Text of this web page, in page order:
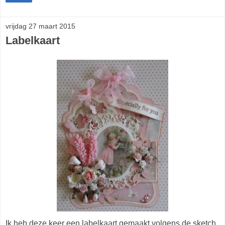
vrijdag 27 maart 2015
Labelkaart
Ik heb deze keer een labelkaart gemaakt volgens de sketch